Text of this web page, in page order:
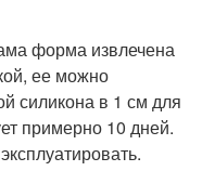
форма извлечена
ее можно
силикона в 1 см для
примерно 10 дней.